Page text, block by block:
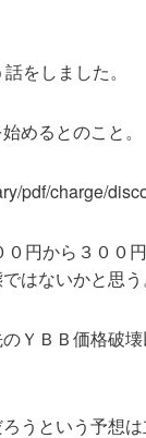
をしました。
めるとのこと。
pdf/charge/
円から３００
はないかと思う
ＹＢＢ価格破
うという予想